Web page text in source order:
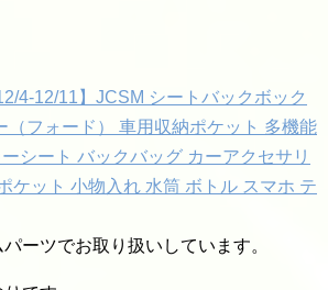
4-12/11】JCSM シートバックボック
（フォード） 車用収納ポケット 多機能
シート バックバッグ カーアクセサリ
ケット 小物入れ 水筒 ボトル スマホ テ
ーツでお取り扱いしています。